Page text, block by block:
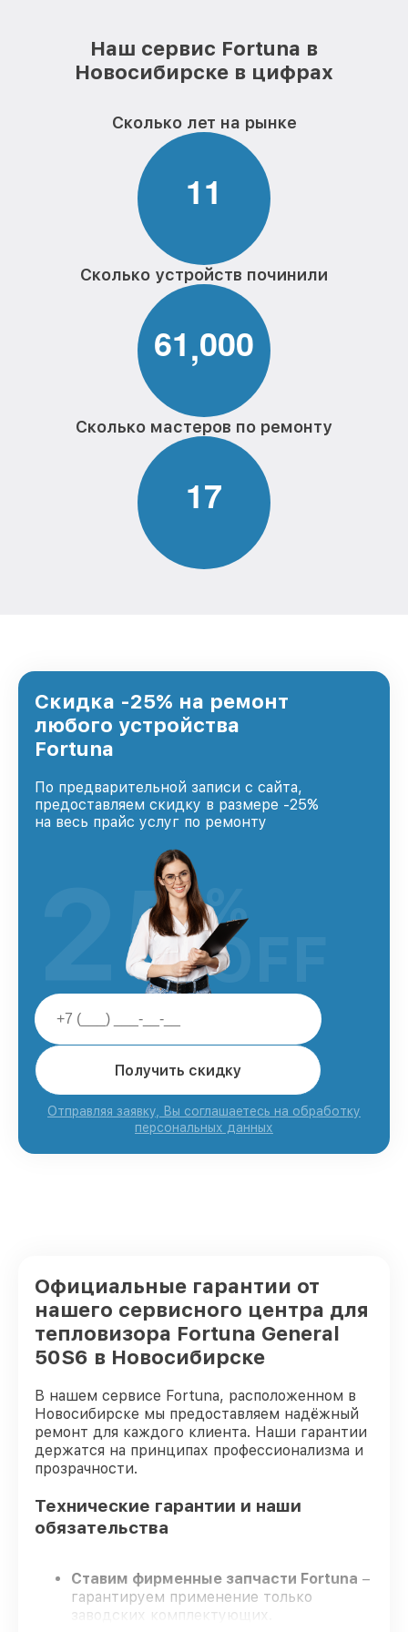
Наш сервис Fortuna в
Новосибирске в цифрах
Сколько лет на рынке
11
Сколько устройств починили
61,000
Сколько мастеров по ремонту
17
Скидка -25% на ремонт
любого устройства
Fortuna
По предварительной записи с сайта,
предоставляем скидку в размере -25%
на весь прайс услуг по ремонту
Получить скидку
Отправляя заявку, Вы соглашаетесь на обработку
персональных данных
25%
OFF
Официальные гарантии от
нашего сервисного центра для
тепловизора Fortuna General
50S6 в Новосибирске
В нашем сервисе Fortuna, расположенном в
Новосибирске мы предоставляем надёжный
ремонт для каждого клиента. Наши гарантии
держатся на принципах профессионализма и
прозрачности.
Технические гарантии и наши
обязательства
Ставим фирменные запчасти Fortuna –
гарантируем применение только
заводских комплектующих.